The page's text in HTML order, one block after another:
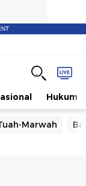
Hukum
Marwah